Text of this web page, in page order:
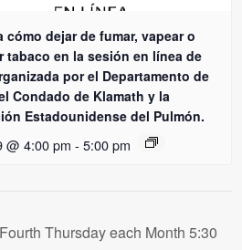
cómo dejar de fumar, vapear o
tabaco en la sesión en línea de
por el Departamento de
Condado de Klamath y la
Estadounidense del Pulmón.
@ 4:00 pm - 5:00 pm
Thursday each Month 5:30